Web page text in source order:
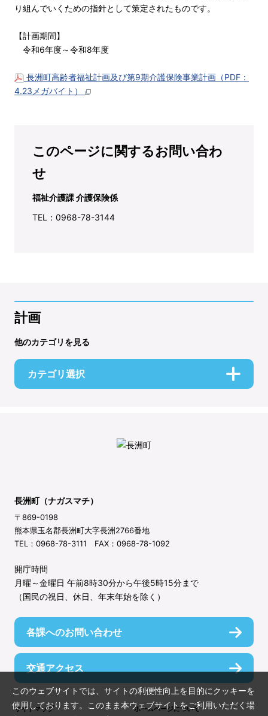
り組んでいくための指針として策定されたものです。
【計画期間】
令和6年度～令和8年度
長洲町高齢者福祉計画及び第9期介護保険事業計画（PDF：
4.23メガバイト）
このページに関するお問い合わ
せ
福祉介護課 介護保険係
TEL：0968-78-3144
計画
他のカテゴリを見る
カテゴリ選択
長洲町（ナガスマチ）
〒869-0198
熊本県玉名郡長洲町大字長洲2766番地
TEL：0968-78-3111 FAX：0968-78-1092
開庁時間
月曜～金曜日 午前8時30分から午後5時15分まで
（国民の祝日、休日、年末年始を除く）
各課へのお問い合わせ
交通アクセス
サイトマップ ホームページについて
このウェブサイトでは、サイトの利便性向上を目的にクッキーを
使用しております。このまま本ウェブサイトをご利用いただく場